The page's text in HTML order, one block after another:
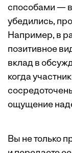
способами —
убедились,
Например, в
позитивное
вклад в
когда
ощущение
Вы не только